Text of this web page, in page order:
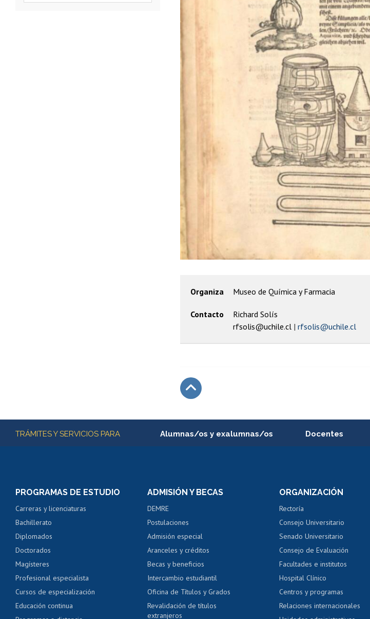
Organiza Museo de Química y Farmacia
Contacto
Richard Solís
rfsolis@uchile.cl
rfsolis@uchile.cl
Más información
TRÁMITES Y SERVICIOS PARA Alumnas/os y exalumnas/os
Consulta y certificado de notas
Servicio médico y dental
Pago de arancel y crédito alumnos
Pago de arancel y crédito exalumnos
Certificado de títulos y grados
Docentes
Perfeccionamiento
Evaluación docente
Calificación académica
Postulación al AUCAI
PROGRAMAS DE ESTUDIO
Carreras y licenciaturas
Bachillerato
Diplomados
Doctorados
Magísteres
Profesional especialista
Cursos de especialización
Educación continua
ADMISIÓN Y BECAS
DEMRE
Postulaciones
Admisión especial
Aranceles y créditos
Becas y beneficios
Intercambio estudiantil
Oficina de Títulos y Grados
Revalidación de títulos
extranjeros
ORGANIZACIÓN
Rectoría
Consejo Universitario
Senado Universitario
Consejo de Evaluación
Facultades e institutos
Hospital Clínico
Centros y programas
Relaciones internacionales